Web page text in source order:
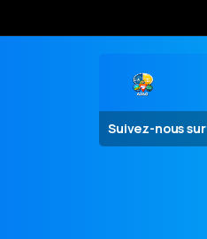
Suivez-nous sur